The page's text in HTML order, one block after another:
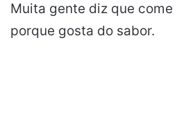
Muita gente diz que
porque gosta do sabor.